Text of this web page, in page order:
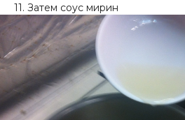
11. Затем соус мирин